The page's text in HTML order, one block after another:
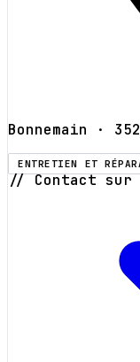
Bonnemain ·
ENTRETIEN ET
// Contact sur